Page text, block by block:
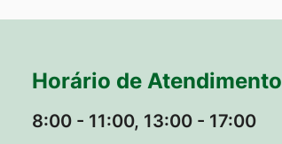
Horário de Atendimento
8:00 - 11:00, 13:00 - 17:00